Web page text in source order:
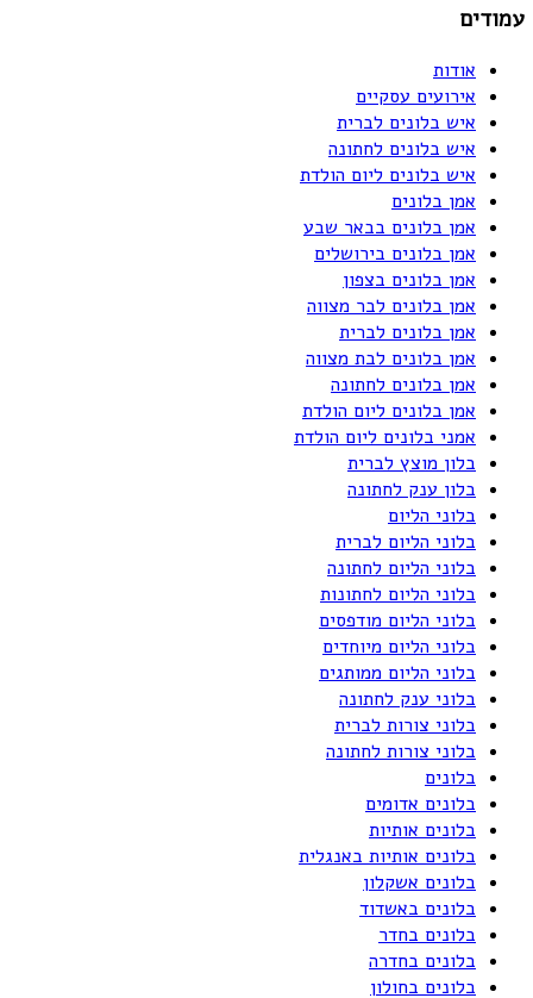
עמודים
אודות
אירועים עסקיים
איש בלונים לברית
איש בלונים לחתונה
איש בלונים ליום הולדת
אמן בלונים
אמן בלונים בבאר שבע
אמן בלונים בירושלים
אמן בלונים בצפון
אמן בלונים לבר מצווה
אמן בלונים לברית
אמן בלונים לבת מצווה
אמן בלונים לחתונה
אמן בלונים ליום הולדת
אמני בלונים ליום הולדת
בלון מוצץ לברית
בלון ענק לחתונה
בלוני הליום
בלוני הליום לברית
בלוני הליום לחתונה
בלוני הליום לחתונות
בלוני הליום מודפסים
בלוני הליום מיוחדים
בלוני הליום ממותגים
בלוני ענק לחתונה
בלוני צורות לברית
בלוני צורות לחתונה
בלונים
בלונים אדומים
בלונים אותיות
בלונים אותיות באנגלית
בלונים אשקלון
בלונים באשדוד
בלונים בחדר
בלונים בחדרה
בלונים בחולון